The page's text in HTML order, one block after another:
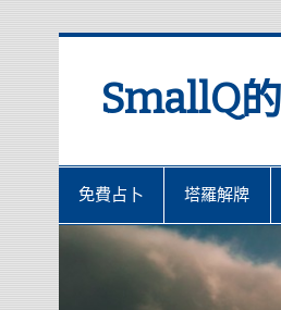
SmallQ
免費占卜 塔羅解牌